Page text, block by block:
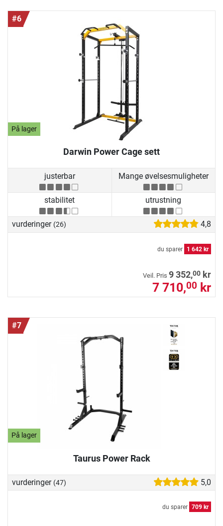
#6
På lager
Darwin Power Cage sett
justerbar Mange øvelsesmuligheter
stabilitet utrustning
vurderinger (26) 4,8
du sparer 1 642 kr
Veil. Pris 9 352,00 kr
7 710,00 kr
#7
På lager
Taurus Power Rack
vurderinger (47) 5,0
du sparer 709 kr